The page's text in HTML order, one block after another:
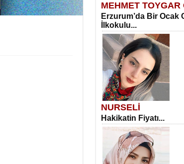
MEHMET TOYGAR
Erzurum’da Bir Ocak
İlkokulu...
NURSELİ
Hakikatin Fiyatı...